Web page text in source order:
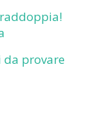
da provare